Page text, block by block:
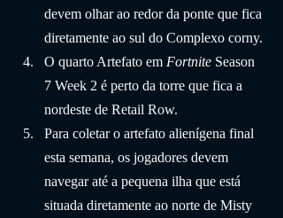
devem olhar ao redor da ponte que fica
diretamente ao sul do Complexo corny.
O quarto Artefato em Fortnite Season
7 Week 2 é perto da torre que fica a
nordeste de Retail Row.
Para coletar o artefato alienígena final
esta semana, os jogadores devem
navegar até a pequena ilha que está
situada diretamente ao norte de Misty